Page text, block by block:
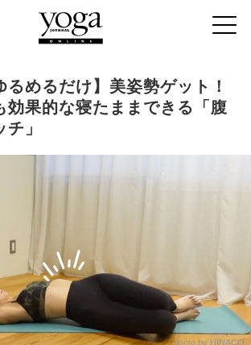
るめるだけ】美姿勢ゲット！
効果的な寝たままできる「腹
」
photo by HINACO